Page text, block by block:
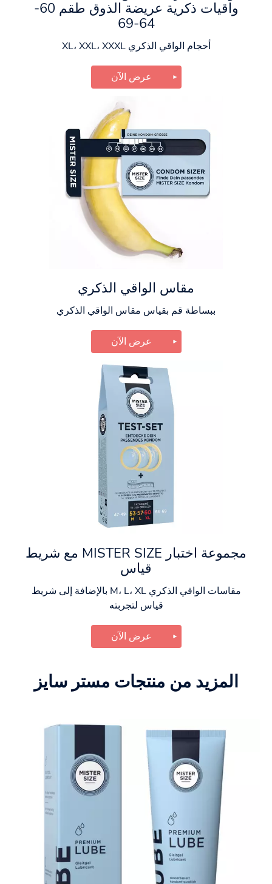
واقيات ذكرية عريضة الذوق طقم 60-
64-69
أحجام الواقي الذكري XL، XXL، XXXL
عرض الآن
مقاس الواقي الذكري
ببساطة قم بقياس مقاس الواقي الذكري
عرض الآن
مجموعة اختبار MISTER SIZE مع شريط
قياس
مقاسات الواقي الذكري M، L، XL بالإضافة إلى شريط
قياس لتجربته
عرض الآن
المزيد من منتجات مستر سايز